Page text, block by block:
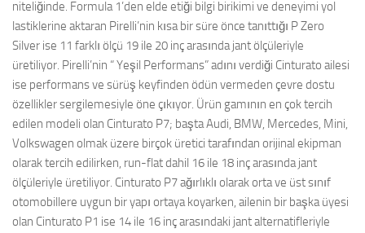
niteliğinde. Formula 1’den elde etiği bilgi birikimi ve deneyimi yol
lastiklerine aktaran Pirelli’nin kısa bir süre önce tanıttığı P Zero
Silver ise 11 farklı ölçü 19 ile 20 inç arasında jant ölçüleriyle
üretiliyor. Pirelli’nin “ Yeşil Performans” adını verdiği Cinturato ailesi
ise performans ve sürüş keyfinden ödün vermeden çevre dostu
özellikler sergilemesiyle öne çıkıyor. Ürün gamının en çok tercih
edilen modeli olan Cinturato P7; başta Audi, BMW, Mercedes, Mini,
Volkswagen olmak üzere birçok üretici tarafından orijinal ekipman
olarak tercih edilirken, run-flat dahil 16 ile 18 inç arasında jant
ölçüleriyle üretiliyor. Cinturato P7 ağırlıklı olarak orta ve üst sınıf
otomobillere uygun bir yapı ortaya koyarken, ailenin bir başka üyesi
olan Cinturato P1 ise 14 ile 16 inç arasındaki jant alternatifleriyle